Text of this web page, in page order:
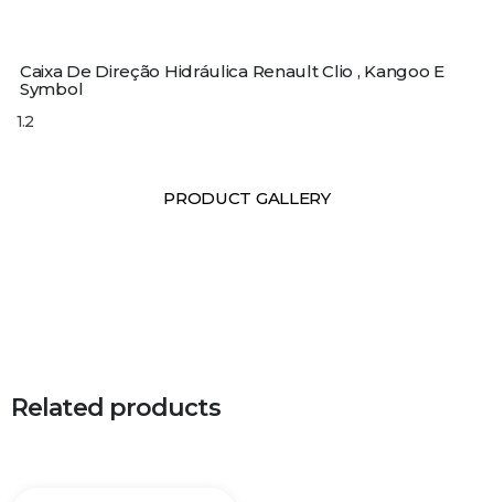
Caixa De Direção Hidráulica Renault Clio , Kangoo E
Symbol
PRODUCT GALLERY
Related products